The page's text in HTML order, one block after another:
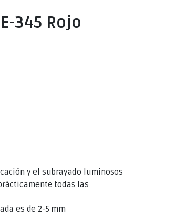
345 Rojo
y el subrayado luminosos
todas las
es de 2-5 mm